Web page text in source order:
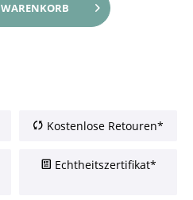
WARENKORB
Kostenlose Retouren*
Echtheitszertifikat*